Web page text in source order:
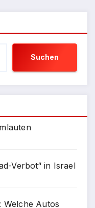
Suchen
Verbot“ in Israel
Welche Autos